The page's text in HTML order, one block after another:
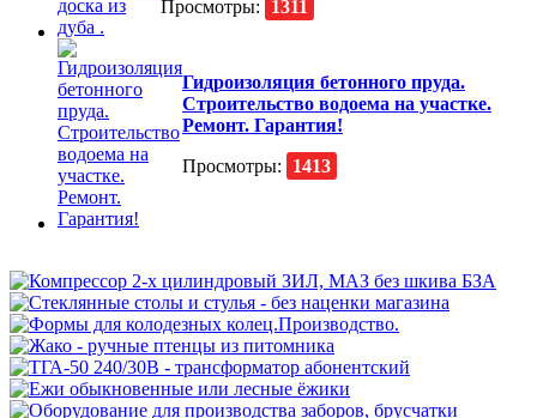
Просмотры:
1311
Гидроизоляция бетонного пруда.
Строительство водоема на участке.
Ремонт. Гарантия!
Просмотры:
1413